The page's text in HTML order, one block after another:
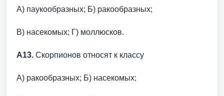
А) паукообразных; Б) ракообразных;
В) насекомых; Г) моллюсков.
А13. Скорпионов относят к классу
А) ракообразных; Б) насекомых;